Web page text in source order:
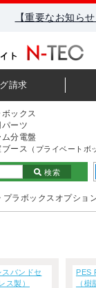
【重要なお知ら
請求
ボックス
ーツ
ム分電盤
ース （プライベートボ
検索
プラボックスオプショ
バンドセ
ス製）
PES
（樹